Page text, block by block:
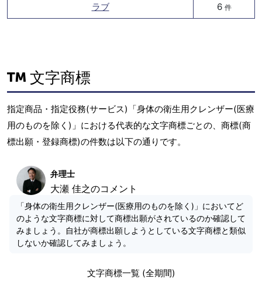
ラブ 6 件
文字商標
指定商品・指定役務(サービス)「身体の衛生用クレンザー(医療
用のものを除く)」における代表的な文字商標ごとの、商標(商
標出願・登録商標)の件数は以下の通りです。
弁理士
大瀬 佳之のコメント
「身体の衛生用クレンザー(医療用のものを除く)」においてど
のような文字商標に対して商標出願がされているのか確認して
みましょう。自社が商標出願しようとしている文字商標と類似
しないか確認してみましょう。
文字商標一覧 (全期間)